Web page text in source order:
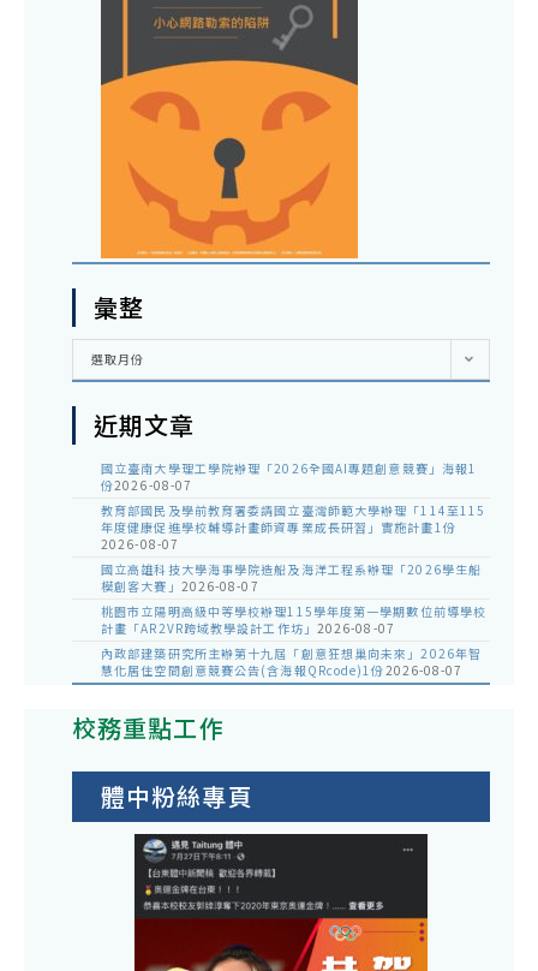
彙整
彙
選取月份
近期文章
國立臺南大學理工學院辦理「2026全國AI專題創意競賽」海報1
份2026-08-07
教育部國民及學前教育署委請國立臺灣師範大學辦理「114至115
年度健康促進學校輔導計畫師資專業成長研習」實施計畫1份
2026-08-07
國立高雄科技大學海事學院造船及海洋工程系辦理「2026學生船
模創客大賽」 2026-08-07
桃園市立陽明高級中等學校辦理115學年度第一學期數位前導學校
計畫「AR2VR跨域教學設計工作坊」 2026-08-07
內政部建築研究所主辦第十九屆「創意狂想巢向未來」2026年智
慧化居住空間創意競賽公告(含海報QRcode)1份2026-08-07
校務重點工作
體中粉絲專頁